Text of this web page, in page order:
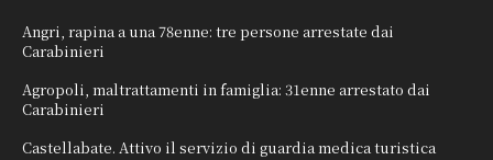
Angri, rapina a una 78enne: tre persone arrestate dai
Carabinieri
Agropoli, maltrattamenti in famiglia: 31enne arrestato dai
Carabinieri
Castellabate. Attivo il servizio di guardia medica turistica